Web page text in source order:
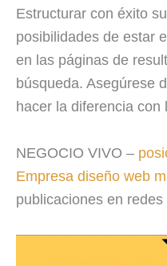
Estructurar con éxito
posibilidades de estar
en las páginas de
búsqueda. Asegúrese
hacer la diferencia con
NEGOCIO VIVO –
Empresa diseño web
publicaciones en